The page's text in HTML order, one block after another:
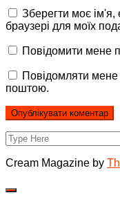
Зберегти моє ім'я,
браузері для моїх
Повідомити мене
Повідомляти мене
поштою.
Cream Magazine by